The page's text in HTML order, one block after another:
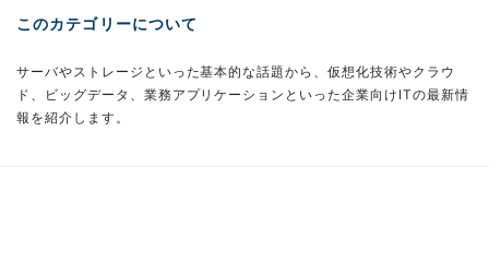
このカテゴリーについて
サーバやストレージといった基本的な話題から、仮想化技術やクラウ
ド、ビッグデータ、業務アプリケーションといった企業向けITの最新情
報を紹介します。